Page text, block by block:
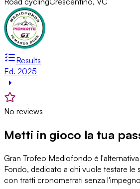
Results
Ed. 2025
No reviews
Metti in gioco la tua
Gran Trofeo Mediofondo è
Fondo, dedicato a chi vuole testare le
con tratti cronometrati senza